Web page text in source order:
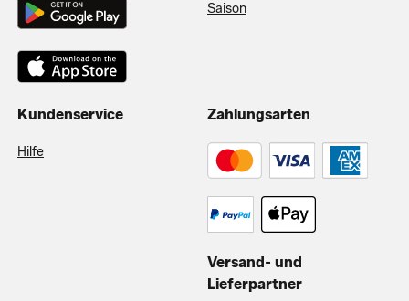
Saison
Kundenservice
Hilfe
Zahlungsarten
Versand- und
Lieferpartner